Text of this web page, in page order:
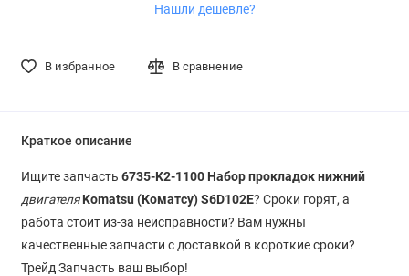
Нашли дешевле?
В избранное В сравнение
Краткое описание
Ищите запчасть 6735-K2-1100 Набор прокладок нижний
двигателяKomatsu (Коматсу) S6D102E? Сроки горят, а
работа стоит из-за неисправности? Вам нужны
качественные запчасти с доставкой в короткие сроки?
Трейд Запчасть ваш выбор!